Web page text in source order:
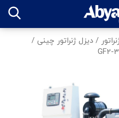
/ دیزل ژنراتور چینی /